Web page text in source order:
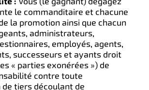
le commanditaire et chacune
la promotion ainsi que chacun
administrateurs,
employés, agents,
successeurs et ayants droit
« parties exonérées ») de
contre toute
tiers découlant de